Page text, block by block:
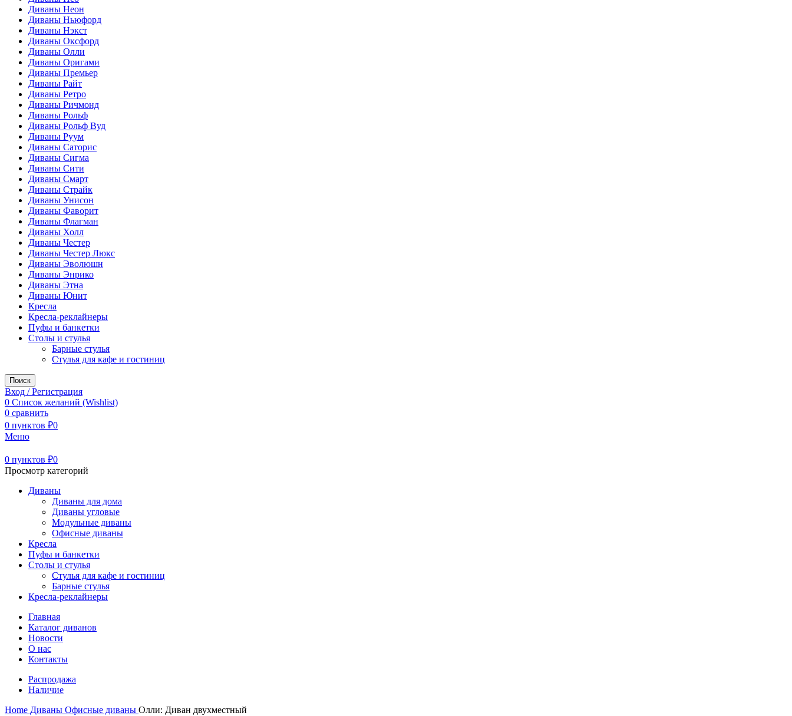
Диваны Неон
Диваны Ньюфорд
Диваны Нэкст
Диваны Оксфорд
Диваны Олли
Диваны Оригами
Диваны Премьер
Диваны Райт
Диваны Ретро
Диваны Ричмонд
Диваны Рольф
Диваны Рольф Вуд
Диваны Руум
Диваны Саторис
Диваны Сигма
Диваны Сити
Диваны Смарт
Диваны Страйк
Диваны Унисон
Диваны Фаворит
Диваны Флагман
Диваны Холл
Диваны Честер
Диваны Честер Люкс
Диваны Эволюшн
Диваны Энрико
Диваны Этна
Диваны Юнит
Кресла
Кресла-реклайнеры
Пуфы и банкетки
Столы и стулья
Барные стулья
Стулья для кафе и гостиниц
Поиск
Вход / Регистрация
0 Список желаний (Wishlist)
0 сравнить
0 пунктов ₽0
Меню
0 пунктов ₽0
Просмотр категорий
Диваны
Диваны для дома
Диваны угловые
Модульные диваны
Офисные диваны
Кресла
Пуфы и банкетки
Столы и стулья
Стулья для кафе и гостиниц
Барные стулья
Кресла-реклайнеры
Главная
Каталог диванов
Новости
О нас
Контакты
Распродажа
Наличие
Home Диваны Офисные диваны Олли: Диван двухместный